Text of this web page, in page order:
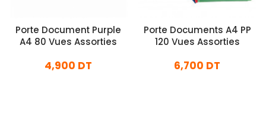
Porte Document Purple
A4 80 Vues Assorties
4,900 DT
Porte Documents A4 PP
120 Vues Assorties
6,700 DT